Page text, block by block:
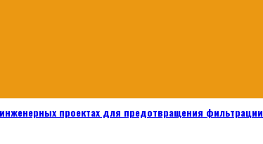
проектах для предотвращения фильтрации